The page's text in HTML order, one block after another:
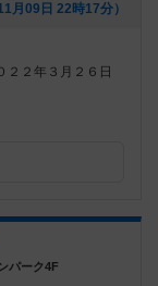
月09日 22時17分）
２２年３月２６日
パーク4F